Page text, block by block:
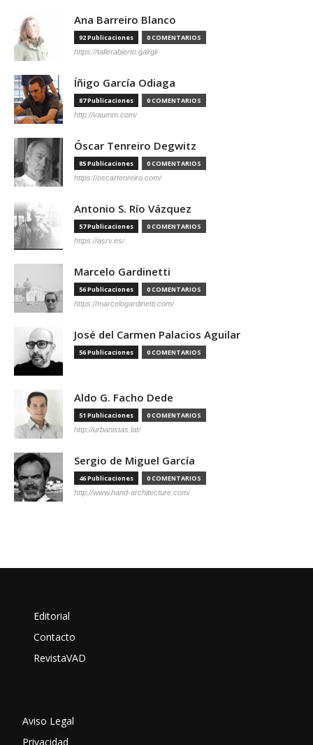
Ana Barreiro Blanco
92 Publicaciones 0 COMENTARIOS
https://tallerabierto.gal/gl/
Íñigo García Odiaga
87 Publicaciones 0 COMENTARIOS
http://vaumm.com/
Óscar Tenreiro Degwitz
85 Publicaciones 0 COMENTARIOS
https://oscartenreiro.com/
Antonio S. Río Vázquez
57 Publicaciones 0 COMENTARIOS
https://asrv.es/
Marcelo Gardinetti
56 Publicaciones 0 COMENTARIOS
https://marcelogardinetti.com/
José del Carmen Palacios Aguilar
56 Publicaciones 0 COMENTARIOS
Aldo G. Facho Dede
51 Publicaciones 0 COMENTARIOS
http://urbanistas.lat/
Sergio de Miguel García
46 Publicaciones 0 COMENTARIOS
http://www.hand-architecture.com/
Editorial
Contacto
RevistaVAD
Aviso Legal
Privacidad